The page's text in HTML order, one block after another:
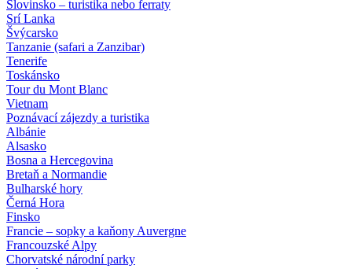
Slovinsko – turistika nebo ferraty
Srí Lanka
Švýcarsko
Tanzanie (safari a Zanzibar)
Tenerife
Toskánsko
Tour du Mont Blanc
Vietnam
Poznávací zájezdy a turistika
Albánie
Alsasko
Bosna a Hercegovina
Bretaň a Normandie
Bulharské hory
Černá Hora
Finsko
Francie – sopky a kaňony Auvergne
Francouzské Alpy
Chorvatské národní parky